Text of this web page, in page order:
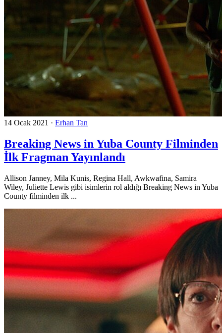
14 Ocak 2021 · Erhan Tan
Breaking News in Yuba County Filminden
İlk Fragman Yayınlandı
Allison Janney, Mila Kunis, Regina Hall, Awkwafina, Samira
Wiley, Juliette Lewis gibi isimlerin rol aldığı Breaking News in Yuba
County filminden ilk ...